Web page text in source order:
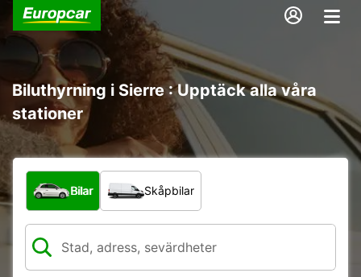
Biluthyrning i Sierre : Upptäck alla våra
stationer
Vilken typ av fordon?
Bilar Skåpbilar